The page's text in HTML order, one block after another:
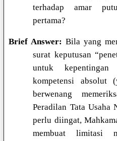
terhadap amar
pertama?
Brief Answer: Bila yang
surat keputusan
untuk
kompetensi absolut
berwenang
Peradilan Tata Usaha
perlu diingat,
membuat limitasi